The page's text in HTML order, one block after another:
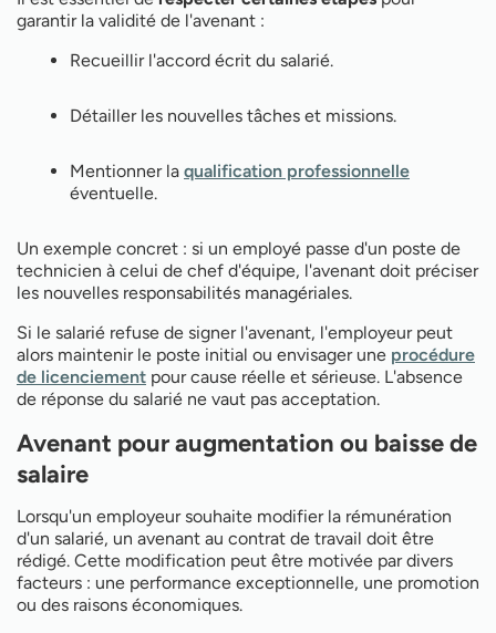
garantir la validité de l'avenant :
Recueillir l'accord écrit du salarié.
Détailler les nouvelles tâches et missions.
Mentionner la qualification professionnelle
éventuelle.
Un exemple concret : si un employé passe d'un poste de
technicien à celui de chef d'équipe, l'avenant doit préciser
les nouvelles responsabilités managériales.
Si le salarié refuse de signer l'avenant, l'employeur peut
alors maintenir le poste initial ou envisager une procédure
de licenciement pour cause réelle et sérieuse. L'absence
de réponse du salarié ne vaut pas acceptation.
Avenant pour augmentation ou baisse de
salaire
Lorsqu'un employeur souhaite modifier la rémunération
d'un salarié, un avenant au contrat de travail doit être
rédigé. Cette modification peut être motivée par divers
facteurs : une performance exceptionnelle, une promotion
ou des raisons économiques.